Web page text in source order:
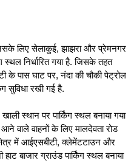
लिए सेलाकुई, झाझरा और प्रेमनगर
स्थल निर्धारित गया है. जिसके तहत
के पास घाट पर, नंदा की चौकी पेट्रोल
सुविधा रखी गई है.
स्थान पर पार्किंग स्थल बनाया गया
वाले वाहनों के लिए मालदेवता रोड
में आईएसबीटी, क्लेमेंटटाउन और
बाजार ग्राउंड पार्किंग स्थल बनाया